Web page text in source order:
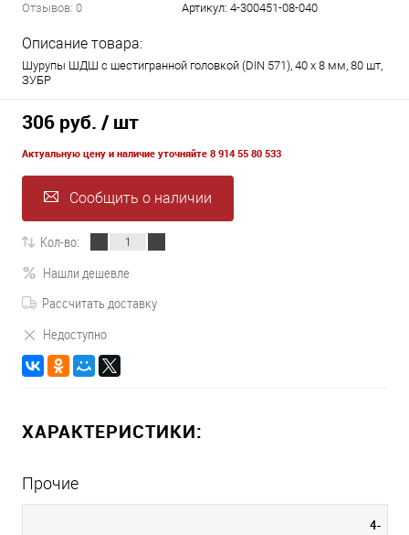
Отзывов: 0 Артикул: 4-300451-08-040
Описание товара:
Шурупы ШДШ с шестигранной головкой (DIN 571), 40 х 8 мм, 80 шт,
ЗУБР
306 руб. / шт
Актуальную цену и наличие уточняйте 8 914 55 80 533
Сообщить о наличии
Кол-во:
Нашли дешевле
Рассчитать доставку
Недоступно
ХАРАКТЕРИСТИКИ:
Прочие
4-